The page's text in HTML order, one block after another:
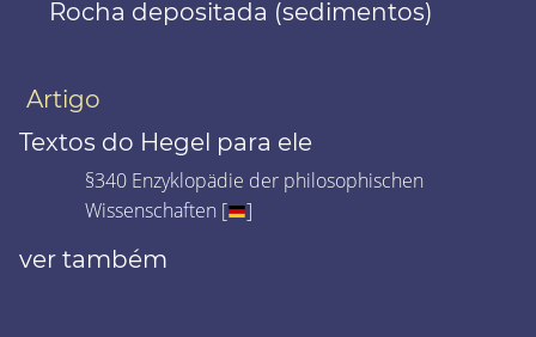
Rocha depositada (sedimentos)
Artigo
Textos do Hegel para ele
§340 Enzyklopädie der philosophischen
Wissenschaften [
]
ver também